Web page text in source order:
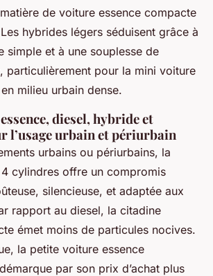
de voiture essence compacte
hybrides légers séduisent grâce à
simple et à une souplesse de
particulièrement pour la mini voiture
milieu urbain dense.
diesel, hybride et
l’usage urbain et périurbain
urbains ou périurbains, la
cylindres offre un compromis
silencieuse, et adaptée aux
rapport au diesel, la citadine
émet moins de particules nocives.
la petite voiture essence
par son prix d’achat plus